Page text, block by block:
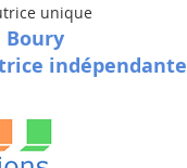
unique
Boury
indépendante